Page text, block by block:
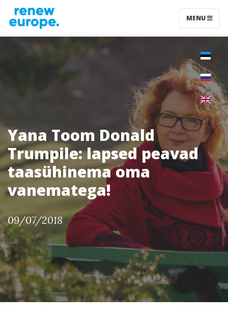
MENU
Yana Toom Donald
Trumpile: lapsed peavad
taasühinema oma
vanematega!
09/07/2018